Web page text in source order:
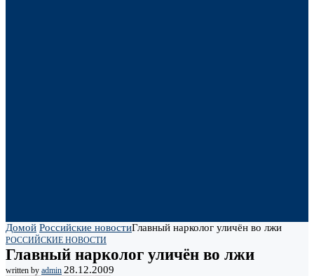
Домой Российские новостиГлавный нарколог уличён во лжи
РОССИЙСКИЕ НОВОСТИ
Главный нарколог уличён во лжи
written by admin 28.12.2009